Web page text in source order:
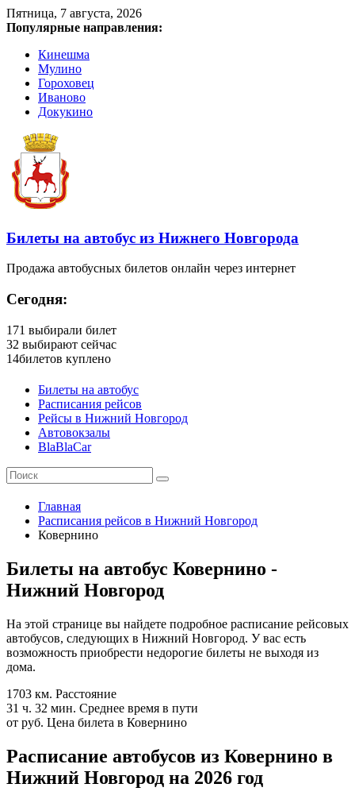
Пятница, 7 августа, 2026
Популярные направления:
Кинешма
Мулино
Гороховец
Иваново
Докукино
Билеты на автобус из Нижнего Новгорода
Продажа автобусных билетов онлайн через интернет
Сегодня:
171 выбирали билет
32 выбирают сейчас
14билетов куплено
Билеты на автобус
Расписания рейсов
Рейсы в Нижний Новгород
Автовокзалы
BlaBlaCar
Главная
Расписания рейсов в Нижний Новгород
Ковернино
Билеты на автобус Ковернино -
Нижний Новгород
На этой странице вы найдете подробное расписание рейсовых
автобусов, следующих в Нижний Новгород. У вас есть
возможность приобрести недорогие билеты не выходя из
дома.
1703 км. Расстояние
31 ч. 32 мин. Среднее время в пути
от руб. Цена билета в Ковернино
Расписание автобусов из Ковернино в
Нижний Новгород на 2026 год